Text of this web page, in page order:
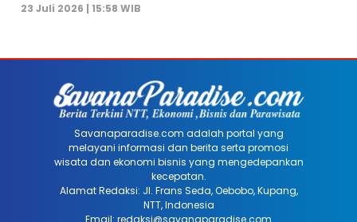
23 Juli 2026 | 15:58 WIB
Savanaparadise.com adalah portal yang
melayani informasi dan berita serta promosi
wisata dan ekonomi bisnis yang mengedepankan
kecepatan.
Alamat Redaksi: Jl. Frans Seda, Oebobo, Kupang,
NTT, Indonesia
Email: redaksi@savanaparadise.com